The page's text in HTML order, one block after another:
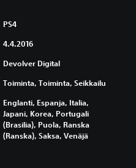
PS4
4.4.2016
Devolver Digital
Toiminta, Toiminta, Seikkailu
Englanti, Espanja, Italia,
Japani, Korea, Portugali
(Brasilia), Puola, Ranska
(Ranska), Saksa, Venäjä